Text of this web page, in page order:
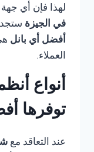
لهذا فإن أي
في الجيزة ستجد
أفضل أي بانل
العملاء.
أنواع
توفرها
عند التعاقد مع